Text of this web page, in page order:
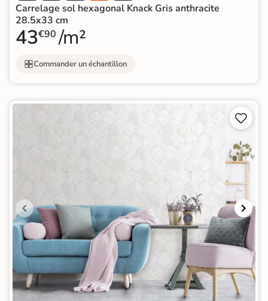
Carrelage sol hexagonal Knack Gris anthracite
28.5x33 cm
43€90 /m²
Commander un échantillon

